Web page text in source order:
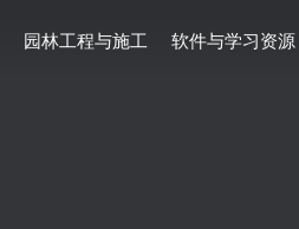
园林工程与施工 软件与学习资源